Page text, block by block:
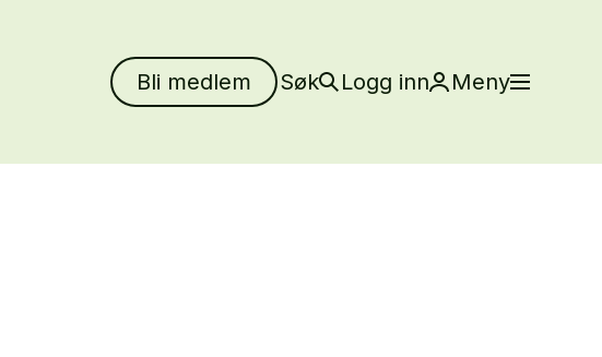
Bli medlem Søk Logg inn Meny